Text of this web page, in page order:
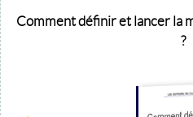
Comment définir et lancer la
?